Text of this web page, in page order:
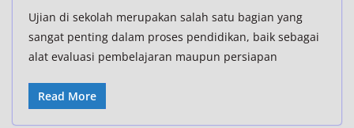
Ujian di sekolah merupakan salah satu bagian yang
sangat penting dalam proses pendidikan, baik sebagai
alat evaluasi pembelajaran maupun persiapan
Read More